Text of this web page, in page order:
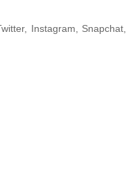
Instagram, Snapchat,